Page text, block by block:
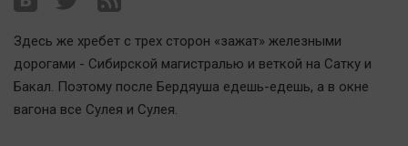
Наша победа
Общество
Политика
Здесь же хребет с трех сторон «зажат» железными
дорогами - Сибирской магистралью и веткой на Сатку и
Бакал. Поэтому после Бердяуша едешь-едешь, а в окне
вагона все Сулея и Сулея.